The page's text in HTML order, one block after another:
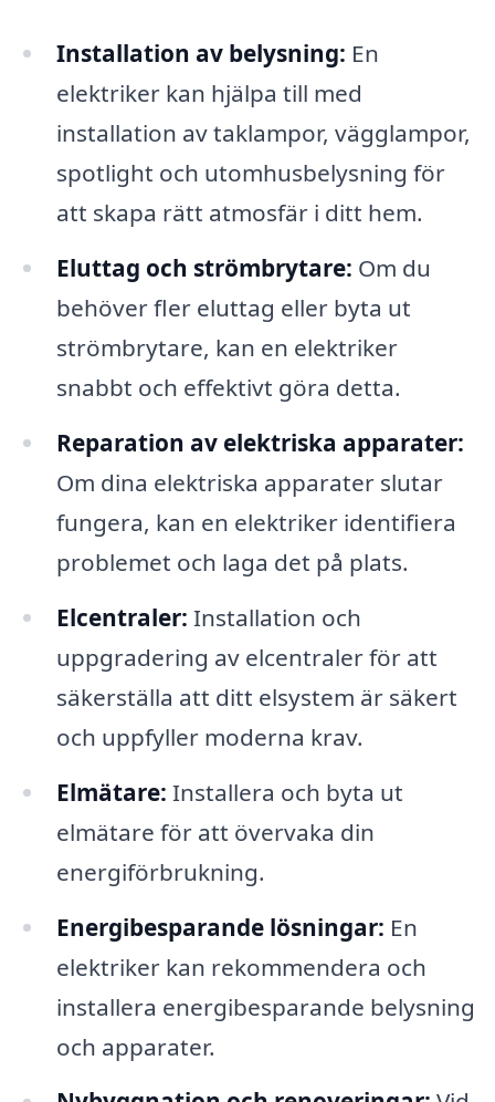
Installation av belysning: En
elektriker kan hjälpa till med
installation av taklampor, vägglampor,
spotlight och utomhusbelysning för
att skapa rätt atmosfär i ditt hem.
Eluttag och strömbrytare: Om du
behöver fler eluttag eller byta ut
strömbrytare, kan en elektriker
snabbt och effektivt göra detta.
Reparation av elektriska apparater:
Om dina elektriska apparater slutar
fungera, kan en elektriker identifiera
problemet och laga det på plats.
Elcentraler: Installation och
uppgradering av elcentraler för att
säkerställa att ditt elsystem är säkert
och uppfyller moderna krav.
Elmätare: Installera och byta ut
elmätare för att övervaka din
energiförbrukning.
Energibesparande lösningar: En
elektriker kan rekommendera och
installera energibesparande belysning
och apparater.